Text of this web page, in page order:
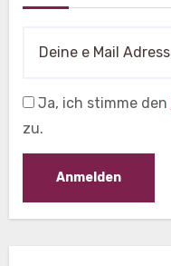
Ja, ich stimme den
zu.